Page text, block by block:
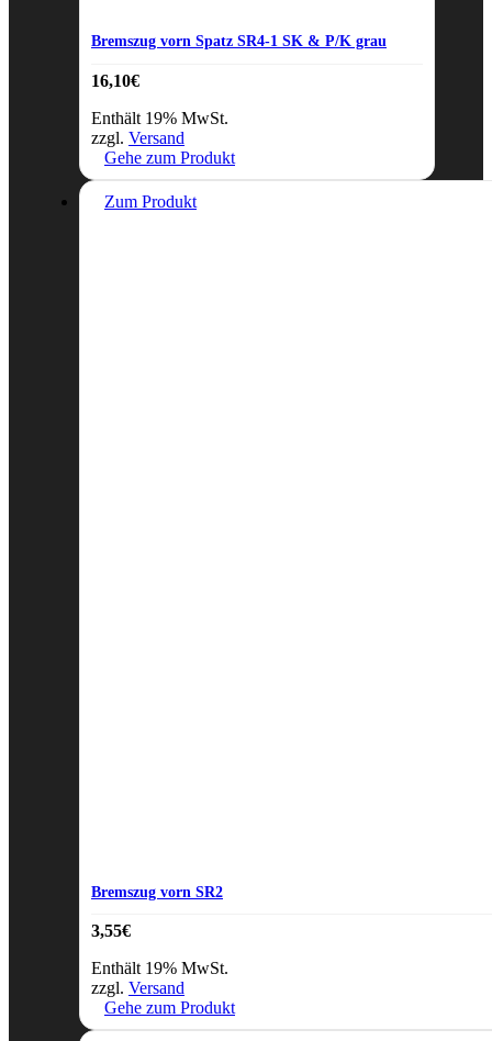
Bremszug vorn Spatz SR4-1 SK & P/K grau
16,10€
Enthält 19% MwSt.
zzgl. Versand
Gehe zum Produkt
Zum Produkt
Bremszug vorn SR2
3,55€
Enthält 19% MwSt.
zzgl. Versand
Gehe zum Produkt